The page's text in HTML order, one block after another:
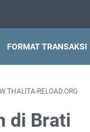
FORMAT TRANSAKSI
RELOAD.ORG
di Brati